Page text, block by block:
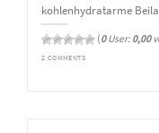
kohlenhydratarme
(0User: 0,00
2 COMMENTS